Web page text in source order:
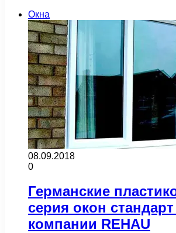
Окна
08.09.2018
0
Германские
серия окон стандарт
компании REHAU